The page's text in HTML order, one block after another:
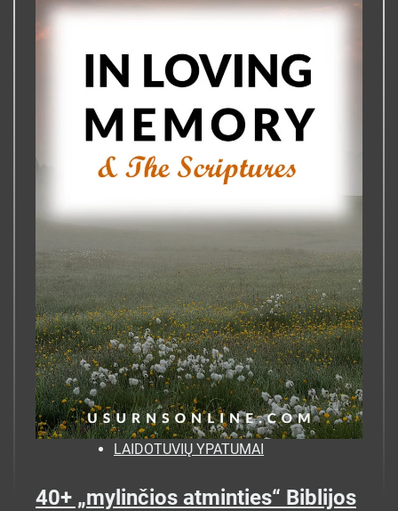
LAIDOTUVIŲ YPATUMAI
40+ „mylinčios atminties“ Biblijos